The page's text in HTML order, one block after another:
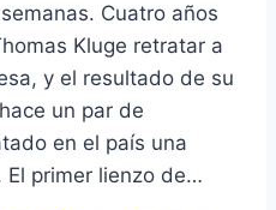
Cuatro años
Kluge retratar a
y el resultado de su
un par de
en el país una
El primer lienzo de…